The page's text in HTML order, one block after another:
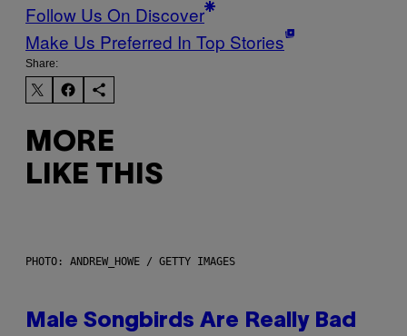
Follow Us On Discover
Make Us Preferred In Top Stories
Share:
MORE
LIKE THIS
PHOTO: ANDREW_HOWE / GETTY IMAGES
Male Songbirds Are Really Bad